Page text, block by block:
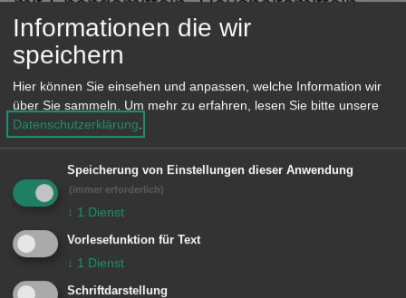
der Stadt Aalen und durch
Unterstützung des Landes Baden-
Württemberg eine Schule für syrische
Flüchtlingskinder gebaut und im
Oktober 2016 eröffnet. Ende
September 2017 konnten noch zwei
Sportplätze bei dem Schulgebäude
feierlich eröffnet werden, welche
ebenfalls aus Spendengeldern
finanziert wurden. Eine Delegation aus
Informationen die wir
speichern
Hier können Sie einsehen und anpassen, welche Information wir
über Sie sammeln. Um mehr zu erfahren, lesen Sie bitte unsere
Datenschutzerklärung.
Speicherung von Einstellungen dieser Anwendung
(immer erforderlich)
↓ 1 Dienst
Vorlesefunktion für Text
↓ 1 Dienst
Schriftdarstellung